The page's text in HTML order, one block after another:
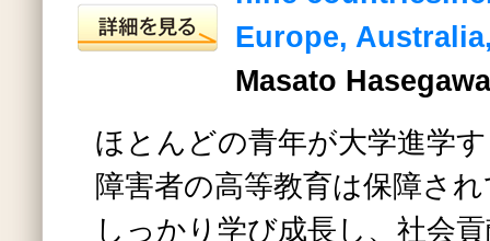
Europe,
Masato
ほとんどの青年が大学進学
障害者の高等教育は保障さ
しっかり学び成長し、社会